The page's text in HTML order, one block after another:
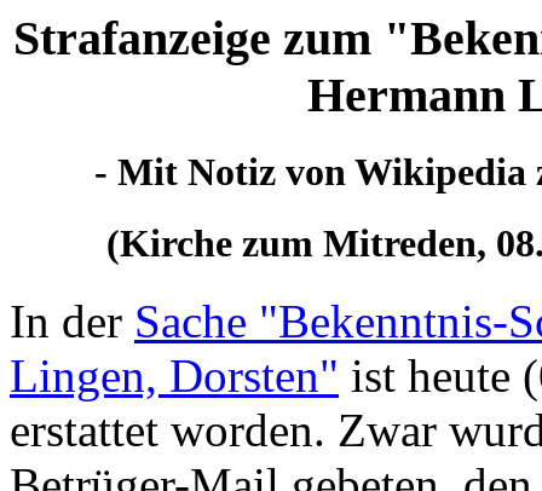
Strafanzeige zum
Hermann
- Mit Notiz von Wikipedia
(Kirche zum Mitreden,
In der Sache "Bekenntnis-
Lingen, Dorsten" ist heute
erstattet worden. Zwar